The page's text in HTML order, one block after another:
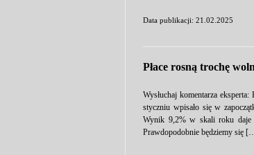
Data publikacji: 21.02.2025
Płace rosną trochę
Wysłuchaj komentarza
styczniu wpisało się w
Wynik 9,2% w skali roku daje
Prawdopodobnie będziemy się